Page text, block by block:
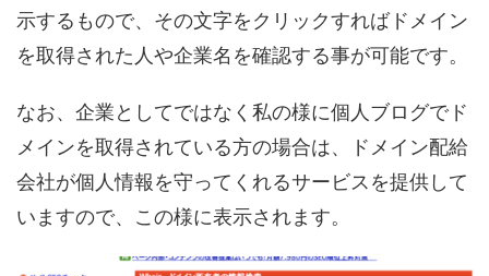
示するもので、その文字をクリックすればドメイン
を取得された人や企業名を確認する事が可能です。
なお、企業としてではなく私の様に個人ブログでド
メインを取得されている方の場合は、ドメイン配給
会社が個人情報を守ってくれるサービスを提供して
いますので、この様に表示されます。